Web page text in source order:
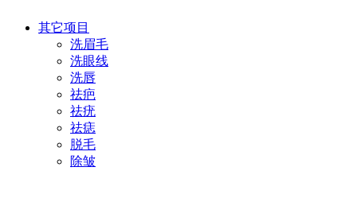
其它项目
洗眉毛
洗眼线
洗唇
祛疤
祛疣
祛痣
脱毛
除皱